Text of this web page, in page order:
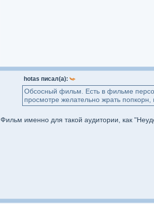
hotas писал(а):
Обсосный фильм. Есть в фильме
просмотре желательно жрать
Фильм именно для такой аудитории, как